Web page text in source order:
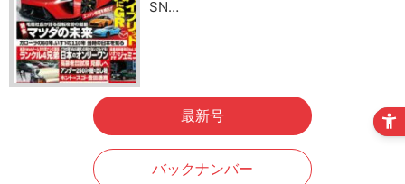
SN…
最新号
バックナンバー